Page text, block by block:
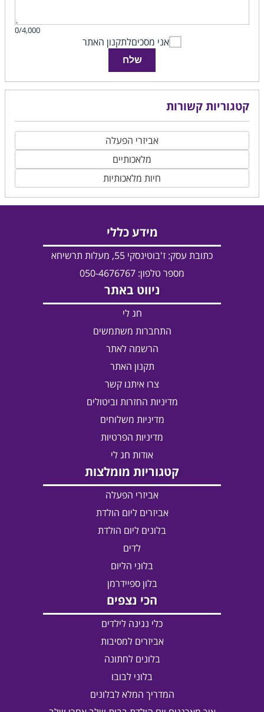
0/4,000
אני מסכיםלתקנון האתר
שלח
קטגוריות קשורות
אביזרי הפעלה
מלאכותיים
חיות מלאכותיות
מידע כללי
כתובת עסק: ז'בוטינסקי 55, מעלות תרשיחא
מספר טלפון: 050-4676767
ניווט באתר
חג לי
התחברות משתמשים
הרשמה לאתר
תקנון האתר
צרו איתנו קשר
מדיניות החזרות וביטולים
מדיניות משלוחים
מדיניות הפרטיות
אודות חג לי
קטגוריות מומלצות
אביזרי הפעלה
אביזרים ליום הולדת
בלונים ליום הולדת
לדים
בלוני הליום
בלון ספיידרמן
הכי נצפים
כלי נגינה לילדים
אביזרים למסיבות
בלונים לחתונה
בלוני לבובו
המדריך המלא לבלונים